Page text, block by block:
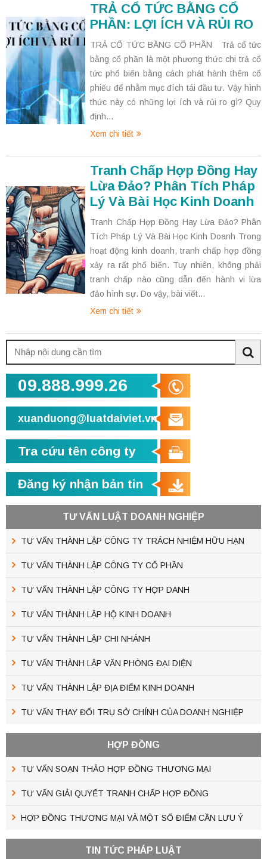
TRẢ CỔ TỨC BẰNG CỔ
PHẦN: LỢI ÍCH VÀ RỦI RO
TRẢ CỔ TỨC BẰNG CỔ PHẦN Trả cổ tức
bằng cổ phần là một phương thức chi trả cổ
tức phổ biến bằng cách phát hành thêm cổ
phiếu để nhằm mục đích tái đầu tư. Vậy hình
thức này có những lợi ích và rủi ro gì? Quy
định...
Xem chi tiết
Tranh Chấp Hợp Đồng Hay
Lừa Đảo? Phân Tích Pháp
Lý Và Bài Học Kinh Doanh
Tranh Chấp Hợp Đồng Hay Lừa Đảo? Phân
Tích Pháp Lý Và Bài Học Kinh Doanh Trong
hoạt động kinh doanh, tranh chấp hợp đồng
xảy ra rất phổ biến. Tuy nhiên, không phải
tranh chấp nào cũng dẫn đến hành vi lừa
đảo hình sự. Do vậy, bài viết...
Xem chi tiết
kiếm:
09.888.999.26
xuanduong@luatdaiviet.vn
Tra cứu tên công ty
Đăng ký nhận bản tin
TƯ VẤN LUẬT DOANH NGHIỆP
TƯ VẤN THÀNH LẬP CÔNG TY TRÁCH NHIỆM HỮU HẠN
TƯ VẤN THÀNH LẬP CÔNG TY CỔ PHẦN
TƯ VẤN THÀNH LẬP CÔNG TY HỢP DANH
TƯ VẤN THÀNH LẬP HỘ KINH DOANH
TƯ VẤN THÀNH LẬP CHI NHÁNH
TƯ VẤN THÀNH LẬP VĂN PHÒNG ĐẠI DIỆN
TƯ VẤN THÀNH LẬP ĐỊA ĐIỂM KINH DOANH
TƯ VẤN THAY ĐỔI TRỤ SỞ CHÍNH CỦA DOANH NGHIỆP
HỢP ĐỒNG
TƯ VẤN SOẠN THẢO HỢP ĐỒNG THƯƠNG MẠI
TƯ VẤN GIẢI QUYẾT TRANH CHẤP HỢP ĐỒNG
HỢP ĐỒNG THƯƠNG MẠI VÀ MỘT SỐ ĐIỂM CẦN LƯU Ý
TIN TỨC PHÁP LUẬT